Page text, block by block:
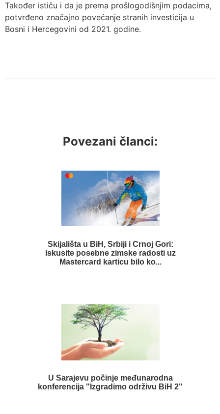
Također ističu i da je prema prošlogodišnjim podacima,
potvrđeno značajno povećanje stranih investicija u
Bosni i Hercegovini od 2021. godine.
Povezani članci:
Skijališta u BiH, Srbiji i Crnoj Gori:
Iskusite posebne zimske radosti uz
Mastercard karticu bilo ko...
U Sarajevu počinje međunarodna
konferencija "Izgradimo održivu BiH 2"